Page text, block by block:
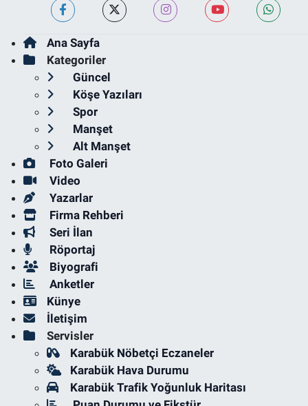
Ana Sayfa
Kategoriler
Güncel
Köşe Yazıları
Spor
Manşet
Alt Manşet
Foto Galeri
Video
Yazarlar
Firma Rehberi
Seri İlan
Röportaj
Biyografi
Anketler
Künye
İletişim
Servisler
Karabük Nöbetçi Eczaneler
Karabük Hava Durumu
Karabük Trafik Yoğunluk Haritası